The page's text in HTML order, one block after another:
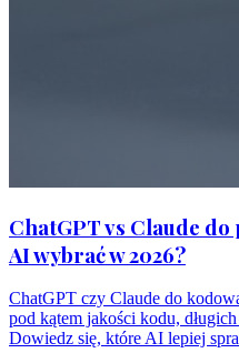
ChatGPT vs Claude
AI wybrać w 2026?
ChatGPT czy Claude do
pod kątem jakości kodu,
Dowiedz się, które AI lepiej